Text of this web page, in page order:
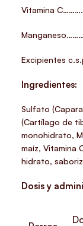
Vitamina
Excipientes
Ingredientes:
Sulfato
(Cartílago de
monohidrato,
maíz, Vitamina
hidrato,
Dosis y